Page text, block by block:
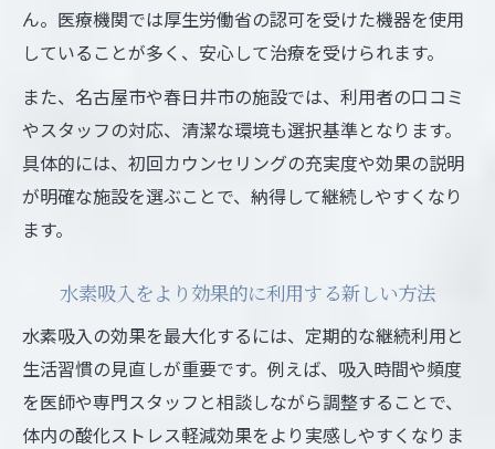
ん。医療機関では厚生労働省の認可を受けた機器を使用
していることが多く、安心して治療を受けられます。
また、名古屋市や春日井市の施設では、利用者の口コミ
やスタッフの対応、清潔な環境も選択基準となります。
具体的には、初回カウンセリングの充実度や効果の説明
が明確な施設を選ぶことで、納得して継続しやすくなり
ます。
水素吸入をより効果的に利用する新しい方法
水素吸入の効果を最大化するには、定期的な継続利用と
生活習慣の見直しが重要です。例えば、吸入時間や頻度
を医師や専門スタッフと相談しながら調整することで、
体内の酸化ストレス軽減効果をより実感しやすくなりま